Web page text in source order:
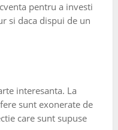
pentru a investi
si daca dispui de un
interesanta. La
sunt exonerate de
care sunt supuse